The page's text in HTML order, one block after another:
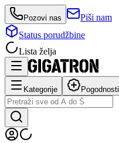
Pozovi nas
Piši nam
Status porudžbine
Lista želja
Kategorije Pogodnosti